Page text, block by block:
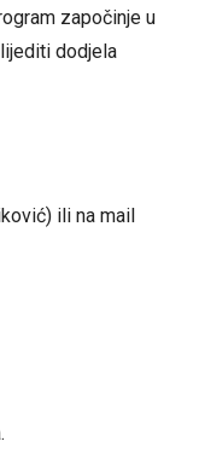
započinje u
dodjela
ili na mail